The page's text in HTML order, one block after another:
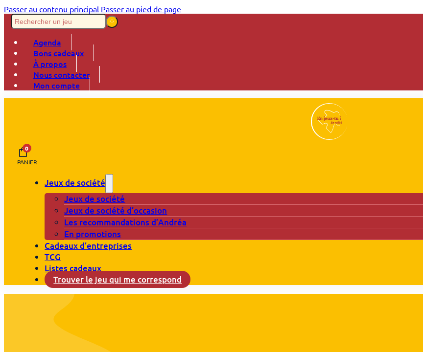
Passer au contenu principal Passer au pied de page
Agenda
Bons cadeaux
À propos
Nous contacter
Mon compte
0
PANIER
Jeux de société
Jeux de société
Jeux de société d’occasion
Les recommandations d’Andréa
En promotions
Cadeaux d’entreprises
TCG
Listes cadeaux
Trouver le jeu qui me correspond